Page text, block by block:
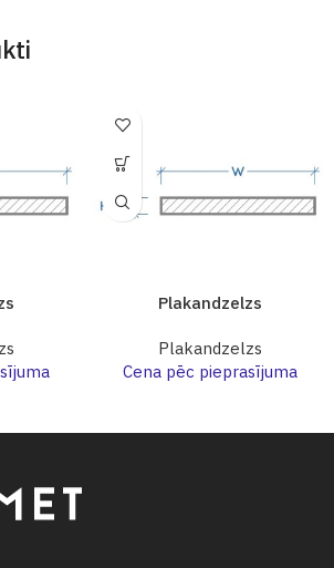
Plakandzelzs
Plakandzelzs
Cena pēc pieprasījuma